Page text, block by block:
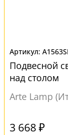
Подвесной
над столом
Arte Lamp
3 668 ₽